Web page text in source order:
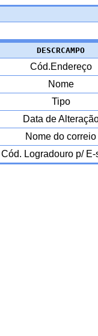
DESCRCAMPO
Cód.Endereço
Nome
Tipo
Data de
Nome do correio
Cód. Logradouro p/ E-